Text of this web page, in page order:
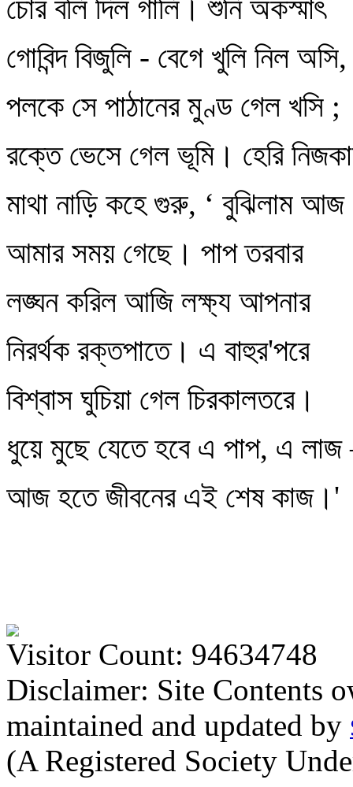
চোর বলি দিল গালি। শুনি অকস্মাৎ
গোবিন্দ বিজুলি - বেগে খুলি নিল অসি,
পলকে সে পাঠানের মুণ্ড গেল খসি ;
রক্তে ভেসে গেল ভূমি। হেরি
মাথা নাড়ি কহে গুরু, ‘ বুঝিলাম আজ
আমার সময় গেছে। পাপ তরবার
লঙ্ঘন করিল আজি লক্ষ্য আপনার
নিরর্থক রক্তপাতে। এ বাহুর'পরে
বিশ্বাস ঘুচিয়া গেল চিরকালতরে।
ধুয়ে মুছে যেতে হবে এ পাপ, এ
আজ হতে জীবনের এই শেষ কাজ।'
Visitor Count: 94634748
Disclaimer: Site Contents
maintained and updated by
(A Registered Society